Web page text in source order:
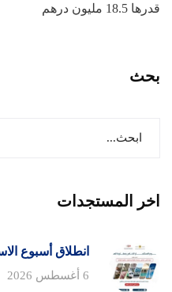
قدرها 18.5 مليون درهم
بحث
اخر المستجدات
انطلاق أسبوع
6 أغسطس 2026